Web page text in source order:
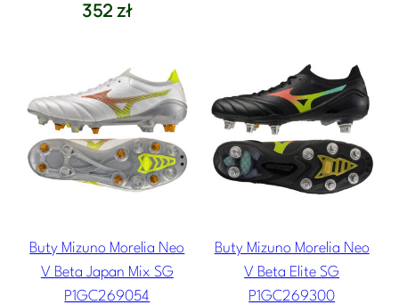
352zł
Buty Mizuno Morelia Neo
V Beta Japan Mix SG
P1GC269054
Buty Mizuno Morelia Neo
V Beta Elite SG
P1GC269300